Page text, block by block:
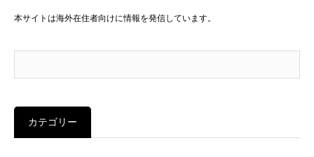
本サイトは海外在住者向けに情報を発信しています。
カテゴリー